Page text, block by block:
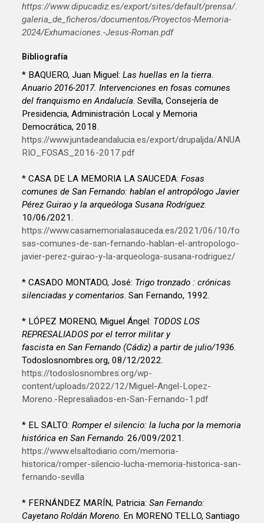
https://www.dipucadiz.es/export/sites/default/prensa/.
galeria_de_ficheros/documentos/Proyectos-Memoria-
2024/Exhumaciones.-Jesus-Roman.pdf
Bibliografía
* BAQUERO, Juan Miguel:Las huellas en la tierra.
Anuario 2016-2017. Intervenciones en fosas comunes
del franquismo en Andalucía. Sevilla, Consejería de
Presidencia, Administración Local y Memoria
Democrática, 2018.
https://www.juntadeandalucia.es/export/drupaljda/ANUA
RIO_FOSAS_2016-2017.pdf
* CASA DE LA MEMORIA LA SAUCEDA:Fosas
comunes de San Fernando: hablan el antropólogo Javier
Pérez Guirao y la arqueóloga Susana Rodríguez.
10/06/2021.
https://www.casamemorialasauceda.es/2021/06/10/fo
sas-comunes-de-san-fernando-hablan-el-antropologo-
javier-perez-guirao-y-la-arqueologa-susana-rodriguez/
* CASADO MONTADO, José: Trigo tronzado : crónicas
silenciadas y comentarios. San Fernando, 1992.
* LÓPEZ MORENO, Miguel Ángel: TODOS LOS
REPRESALIADOS por el terror militar y
fascista en San Fernando (Cádiz) a partir de julio/1936.
Todoslosnombres.org, 08/12/2022.
https://todoslosnombres.org/wp-
content/uploads/2022/12/Miguel-Angel-Lopez-
Moreno.-Represaliados-en-San-Fernando-1.pdf
* EL SALTO:Romper el silencio: la lucha por la memoria
histórica en San Fernando. 26/009/2021.
https://www.elsaltodiario.com/memoria-
historica/romper-silencio-lucha-memoria-historica-san-
fernando-sevilla
* FERNÁNDEZ MARÍN, Patricia:San Fernando:
Cayetano Roldán Moreno. En MORENO TELLO, Santiago